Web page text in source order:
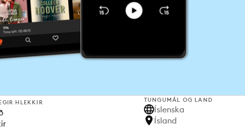
HLEKKIR TUNGUMÁL OG LAND
Íslenska
Ísland